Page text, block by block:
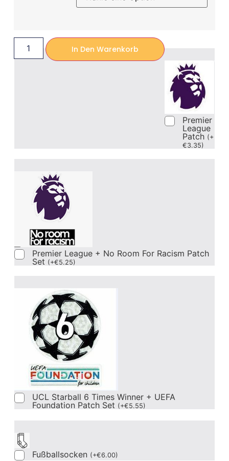
In Den Warenkorb
Premier
League
Patch (+
€3.35)
Premier League + No Room For Racism Patch
Set (+€5.25)
UCL Starball 6 Times Winner + UEFA
Foundation Patch Set (+€5.55)
Fußballsocken (+€6.00)